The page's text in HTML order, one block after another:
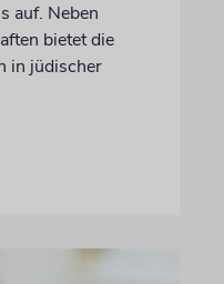
auf. Neben
bietet die
in jüdischer